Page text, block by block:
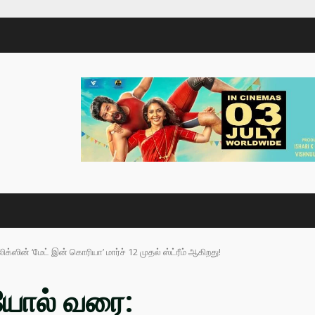
‘மேட் இன் கொரியா’ மார்ச் 12 முதல் ஸ்ட்ரீம் ஆகிறது!
வரை: